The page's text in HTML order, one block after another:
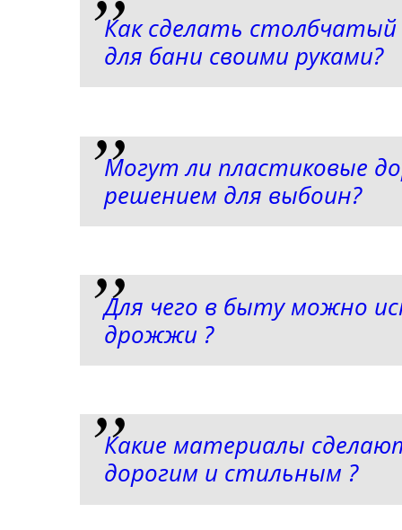
Как сделать
для бани своими руками?
Могут ли пластиковые
решением для выбоин?
Для чего в быту можно
дрожжи ?
Какие материалы
дорогим и стильным ?